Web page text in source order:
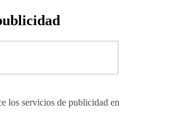
los servicios de publicidad en